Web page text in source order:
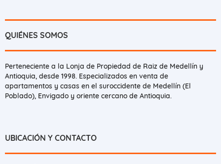
QUIÉNES SOMOS
Perteneciente a la Lonja de Propiedad de Raiz de Medellín y
Antioquia, desde 1998. Especializados en venta de
apartamentos y casas en el suroccidente de Medellín (El
Poblado), Envigado y oriente cercano de Antioquia.
UBICACIÓN Y CONTACTO